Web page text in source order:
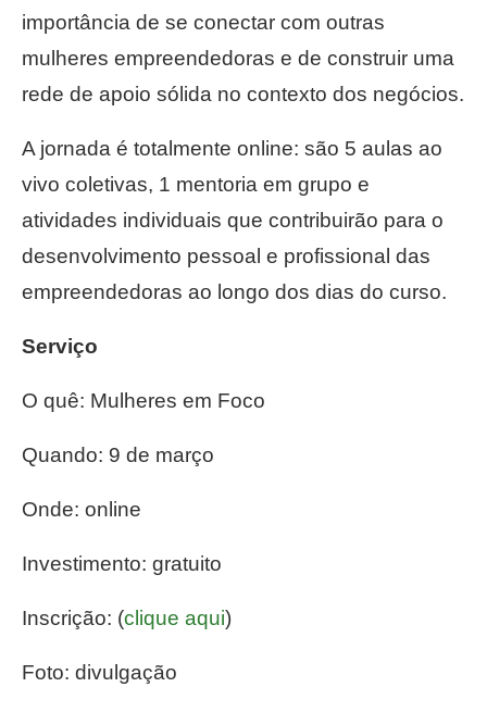
importância de se conectar com outras
mulheres empreendedoras e de construir uma
rede de apoio sólida no contexto dos negócios.
A jornada é totalmente online: são 5 aulas ao
vivo coletivas, 1 mentoria em grupo e
atividades individuais que contribuirão para o
desenvolvimento pessoal e profissional das
empreendedoras ao longo dos dias do curso.
Serviço
O quê: Mulheres em Foco
Quando: 9 de março
Onde: online
Investimento: gratuito
Inscrição: (clique aqui)
Foto: divulgação